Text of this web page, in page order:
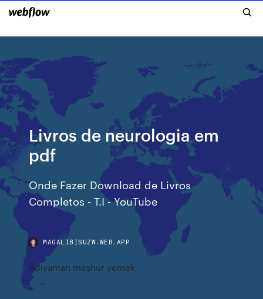
Livros de neurologia em
pdf
Onde Fazer Download de Livros
Completos - T.I - YouTube
MAGALIBISUZW.WEB.APP
Adıyaman meşhur yemek